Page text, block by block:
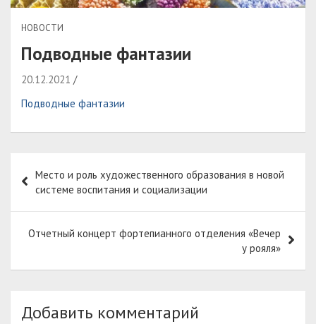
НОВОСТИ
Подводные фантазии
20.12.2021
Подводные фантазии
по
записям
Место и роль художественного образования в новой
системе воспитания и социализации
Отчетный концерт фортепианного отделения «Вечер
у рояля»
Добавить комментарий